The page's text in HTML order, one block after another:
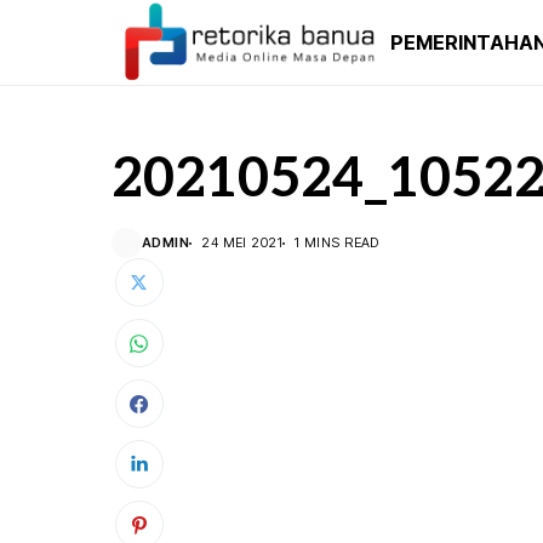
ADMIN 24 MEI 2021 1 MINS READ